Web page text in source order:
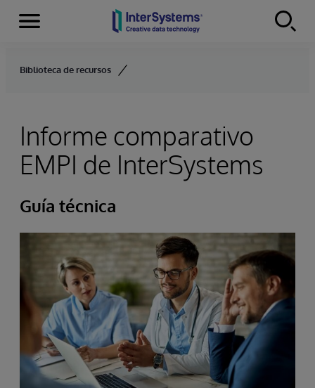
Skip to content
Secciones
Biblioteca de recursos
Informe comparativo
EMPI de InterSystems
Guía técnica